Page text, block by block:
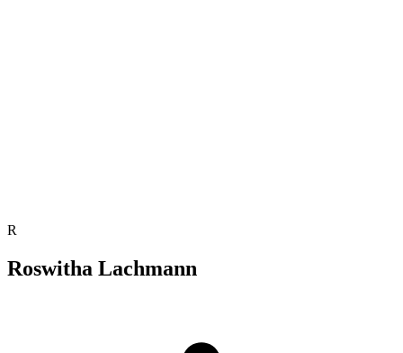
R
Roswitha Lachmann